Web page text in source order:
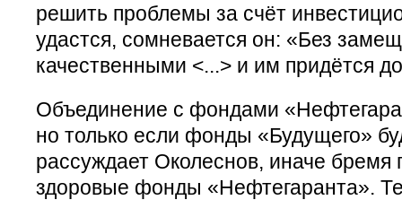
решить проблемы за счёт
удастся, сомневается он: «Без
качественными <...> и им придётся
Объединение с фондами
но только если фонды «Будущего»
рассуждает Околеснов, иначе бремя
здоровые фонды «Нефтегаранта».